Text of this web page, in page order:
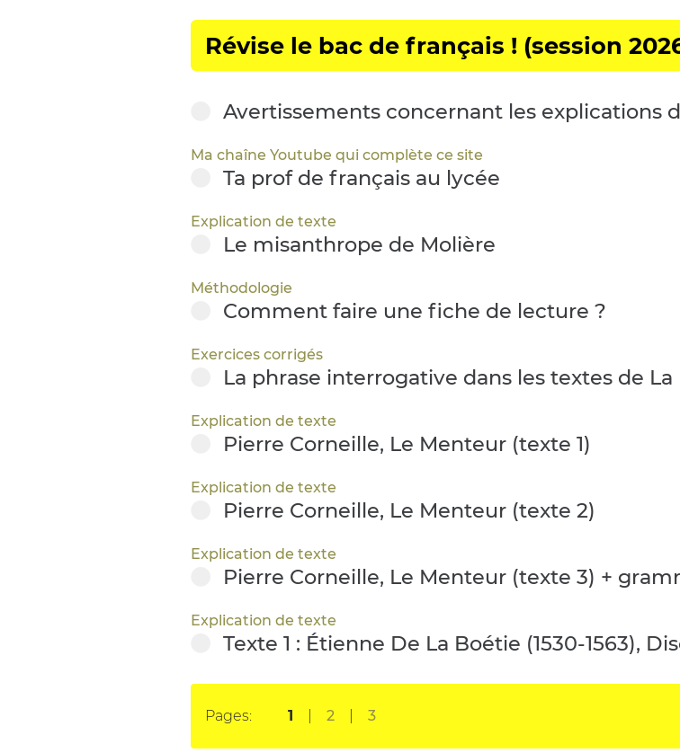
Révise le bac de français ! (session
Avertissements concernant les explications
Ma chaîne Youtube qui complète ce site
Ta prof de français au lycée
Explication de texte
Le misanthrope de Molière
Méthodologie
Comment faire une fiche de lecture ?
Exercices corrigés
La phrase interrogative dans les textes de La
Explication de texte
Pierre Corneille, Le Menteur (texte 1)
Explication de texte
Pierre Corneille, Le Menteur (texte 2)
Explication de texte
Pierre Corneille, Le Menteur (texte 3) +
Explication de texte
Texte 1 : Étienne De La Boétie (1530-1563),
Pages: 1 2 3